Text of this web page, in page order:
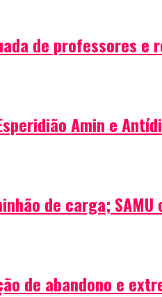
de professores
Amin e
de carga;
de abandono e